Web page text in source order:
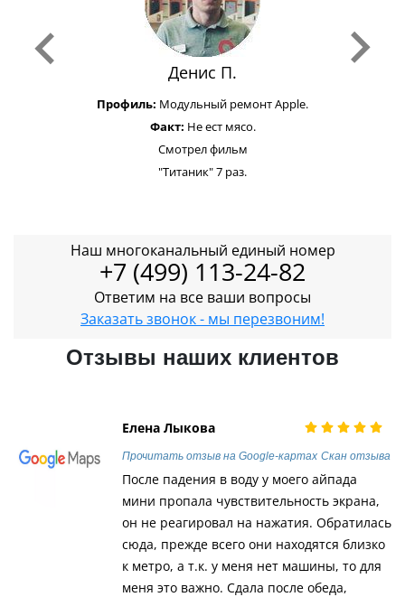
Денис П.
Профиль: Модульный ремонт Apple.
Факт: Не ест мясо.
Смотрел фильм
"Титаник" 7 раз.
Наш многоканальный единый номер
+7 (499) 113-24-82
Ответим на все ваши вопросы
Заказать звонок - мы перезвоним!
Отзывы наших клиентов
Елена Лыкова
Прочитать отзыв на Google-картах Скан отзыва
После падения в воду у моего айпада
мини пропала чувствительность экрана,
он не реагировал на нажатия. Обратилась
сюда, прежде всего они находятся близко
к метро, а т.к. у меня нет машины, то для
меня это важно. Сдала после обеда,